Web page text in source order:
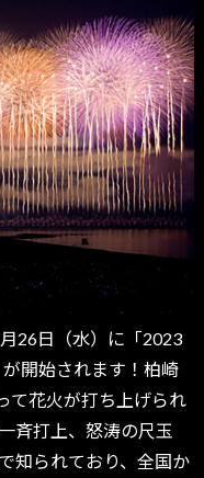
26日（水）に「2023
開始されます！柏崎
て花火が打ち上げられ
斉打上、怒涛の尺玉
知られており、全国か